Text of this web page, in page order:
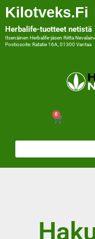
Kilotveks.fi
Herbalife-tuotteet netistä
Itsenäinen Herbalife-jäsen Riitta
Postiosoite: Ratatie 16A, 01300 Vantaa
0